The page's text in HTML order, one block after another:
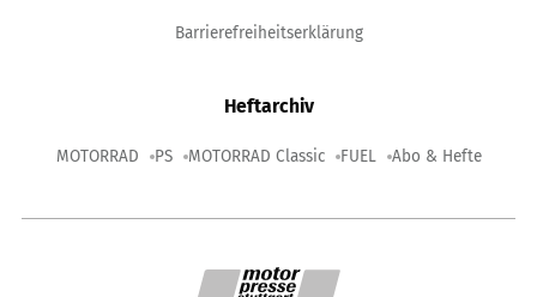
Barrierefreiheitserklärung
Heftarchiv
MOTORRAD PS MOTORRAD Classic FUEL Abo & Hefte